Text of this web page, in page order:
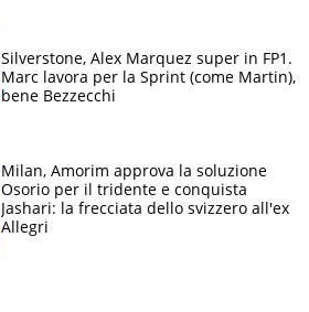
Silverstone, Alex Marquez super in FP1.
Marc lavora per la Sprint (come Martin),
bene Bezzecchi
Milan, Amorim approva la soluzione
Osorio per il tridente e conquista
Jashari: la frecciata dello svizzero all'ex
Allegri